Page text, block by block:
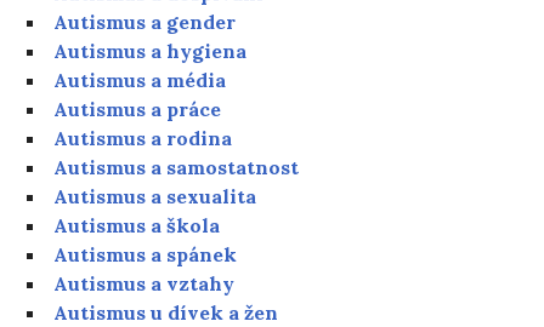
Autismus a gender
Autismus a hygiena
Autismus a média
Autismus a práce
Autismus a rodina
Autismus a samostatnost
Autismus a sexualita
Autismus a škola
Autismus a spánek
Autismus a vztahy
Autismus u dívek a žen